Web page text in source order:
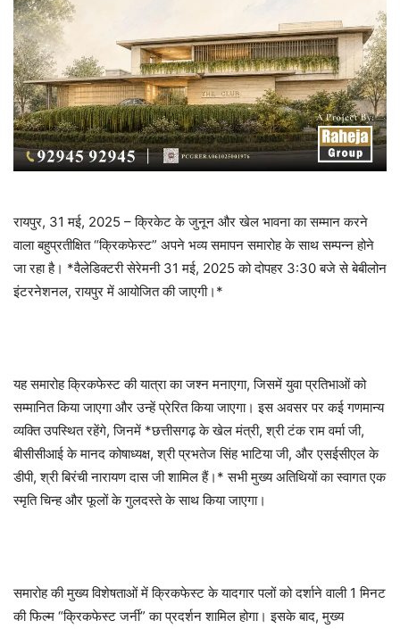
रायपुर, 31 मई, 2025 – क्रिकेट के जुनून और खेल भावना का सम्मान करने
वाला बहुप्रतीक्षित “क्रिकफेस्ट” अपने भव्य समापन समारोह के साथ सम्पन्न होने
जा रहा है। *वैलेडिक्टरी सेरेमनी 31 मई, 2025 को दोपहर 3:30 बजे से बेबीलोन
इंटरनेशनल, रायपुर में आयोजित की जाएगी।*
यह समारोह क्रिकफेस्ट की यात्रा का जश्न मनाएगा, जिसमें युवा प्रतिभाओं को
सम्मानित किया जाएगा और उन्हें प्रेरित किया जाएगा। इस अवसर पर कई गणमान्य
व्यक्ति उपस्थित रहेंगे, जिनमें *छत्तीसगढ़ के खेल मंत्री, श्री टंक राम वर्मा जी,
बीसीसीआई के मानद कोषाध्यक्ष, श्री प्रभतेज सिंह भाटिया जी, और एसईसीएल के
डीपी, श्री बिरंची नारायण दास जी शामिल हैं।* सभी मुख्य अतिथियों का स्वागत एक
स्मृति चिन्ह और फूलों के गुलदस्ते के साथ किया जाएगा।
समारोह की मुख्य विशेषताओं में क्रिकफेस्ट के यादगार पलों को दर्शाने वाली 1 मिनट
की फिल्म “क्रिकफेस्ट जर्नी” का प्रदर्शन शामिल होगा। इसके बाद, मुख्य